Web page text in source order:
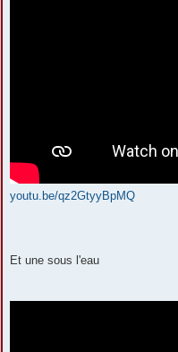
youtu.be/qz2GtyyBpMQ
Et une sous l'eau